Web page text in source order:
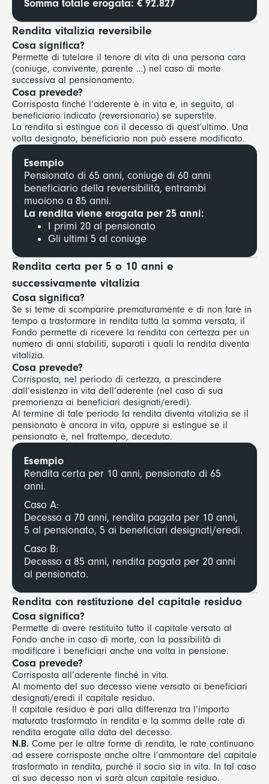
Somma totale erogata: € 92.827
Rendita vitalizia reversibile
Cosa significa?
Permette di tutelare il tenore di vita di una persona cara
(coniuge, convivente, parente …) nel caso di morte
successiva al pensionamento.
Cosa prevede?
Corrisposta finché l’aderente è in vita e, in seguito, al
beneficiario indicato (reversionario) se superstite.
La rendita si estingue con il decesso di quest’ultimo. Una
volta designato, beneficiario non può essere modificato.
Esempio
Pensionato di 65 anni, coniuge di 60 anni
beneficiario della reversibilità, entrambi
muoiono a 85 anni.
La rendita viene erogata per 25 anni:
I primi 20 al pensionato
Gli ultimi 5 al coniuge
Rendita certa per 5 o 10 anni e
successivamente vitalizia
Cosa significa?
Se si teme di scomparire prematuramente e di non fare in
tempo a trasformare in rendita tutta la somma versata, il
Fondo permette di ricevere la rendita con certezza per un
numero di anni stabiliti, suparati i quali la rendita diventa
vitalizia.
Cosa prevede?
Corrisposta, nel periodo di certezza, a prescindere
dall’esistenza in vita dell’aderente (nel caso di sua
premorienza ai beneficiari designati/eredi).
Al termine di tale periodo la rendita diventa vitalizia se il
pensionato è ancora in vita, oppure si estingue se il
pensionato è, nel frattempo, deceduto.
Esempio
Rendita certa per 10 anni, pensionato di 65
anni.
Caso A:
Decesso a 70 anni, rendita pagata per 10 anni,
5 al pensionato, 5 ai beneficiari designati/eredi.
Caso B:
Decesso a 85 anni, rendita pagata per 20 anni
al pensionato.
Rendita con restituzione del capitale residuo
Cosa significa?
Permette di avere restituito tutto il capitale versato al
Fondo anche in caso di morte, con la possibilità di
modificare i beneficiari anche una volta in pensione.
Cosa prevede?
Corrisposta all’aderente finché in vita.
Al momento del suo decesso viene versato ai beneficiari
designati/eredi il capitale residuo.
Il capitale residuo è pari alla differenza tra l’importo
maturato trasformato in rendita e la somma delle rate di
rendita erogate alla data del decesso.
N.B. Come per le altre forme di rendita, le rate continuano
ad essere corrisposte anche oltre l’ammontare del capitale
trasformato in rendita, purché il socio sia in vita. In tal caso
al suo decesso non vi sarà alcun capitale residuo.